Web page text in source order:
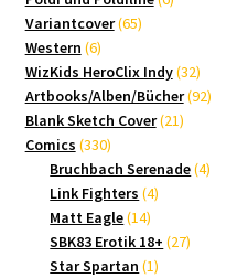
Variantcover 6565
Western 66
Produkte
WizKids HeroClix Indy 3232
Produkte
Artbooks/Alben/Bücher 9292
Blank Sketch Cover 2121
Comics 330330
Produkte
Bruchbach Serenade 44
Link Fighters 44
Matt Eagle 1414
Produkte
SBK83 Erotik 18+ 2727
Star Spartan 11